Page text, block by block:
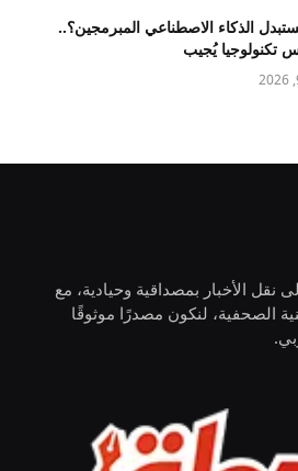
الذكاء الاصطناعي المبرمجين؟..
تكنولوجيا يُجيب
الأخبار بمصداقية وحيادية، مع
الصحفية، لنكون مصدرًا موثوقًا